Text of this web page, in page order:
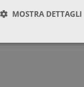
MOSTRA DETTAGLI